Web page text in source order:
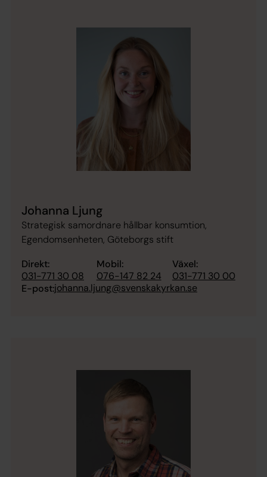
Johanna Ljung
Strategisk samordnare hållbar konsumtion,
Egendomsenheten, Göteborgs stift
Direkt:
031-771 30 08
Mobil:
076-147 82 24
Växel:
031-771 30 00
E-post:johanna.ljung@svenskakyrkan.se